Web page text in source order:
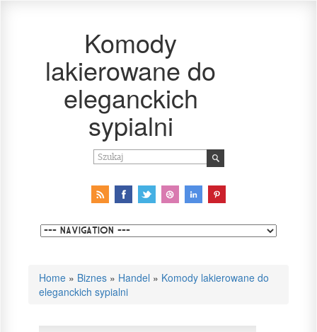
Komody
lakierowane do
eleganckich
sypialni
Home » Biznes » Handel » Komody lakierowane do
eleganckich sypialni